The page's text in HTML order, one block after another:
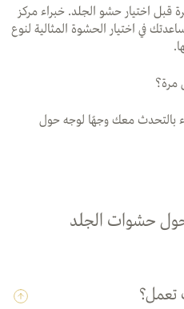
قبل اختيار حشو الجلد. خبراء مركز
في اختيار الحشوة المثالية لنوع
بالتحدث معك وجهًا لوجه حول
حول حشوات الجلد